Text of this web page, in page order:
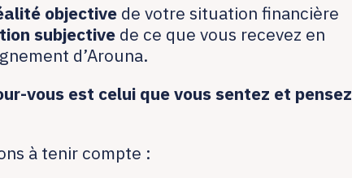
objective de votre situation financière
subjective de ce que vous recevez en
d’Arouna.
vous est celui que vous sentez et pensez
à tenir compte :